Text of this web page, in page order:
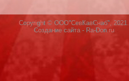
Copyright © ООО"СевКавСнаб", 2021.
Создание сайта - Ra-Don.ru